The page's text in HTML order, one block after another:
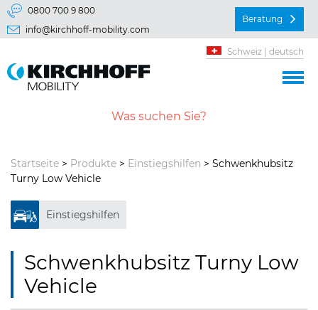
Springe direkt zu:
Hauptmenü
0800 700 9 800
info@kirchhoff-mobility.com
Beratung
Schweiz | deutsch
Startseite > Produkte > Einstiegshilfen > Schwenkhubsitz
Turny Low Vehicle
Einstiegshilfen
Schwenkhubsitz Turny Low
Vehicle